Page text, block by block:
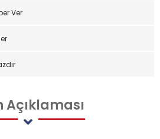
Ver
Açıklaması